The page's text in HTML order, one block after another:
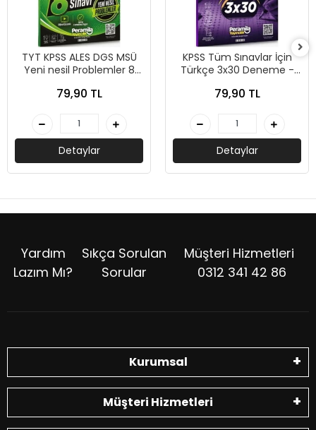
TYT KPSS ALES DGS MSÜ
Yeni nesil Problemler 8
Yayıncılık
79,90 TL
Detaylar
KPSS Tüm Sınavlar İçin
Türkçe 3x30 Deneme -
79,90 TL
Detaylar
Yardım
Lazım Mı?
Sıkça Sorulan
Sorular
Müşteri Hizmetleri
0312 341 42 86
Kurumsal
Müşteri Hizmetleri